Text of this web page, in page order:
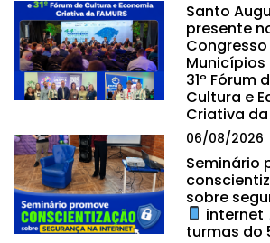
Santo
presente
Municípios
31º Fórum
Cultura e
Criativa da
06/08/2026
Seminário
sobre
internet
turmas do